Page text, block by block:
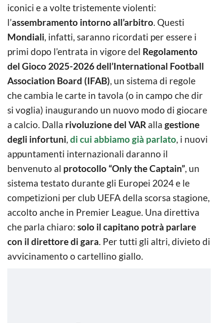
iconici e a volte tristemente violenti:
l’assembramento intorno all’arbitro . Questi
Mondiali , infatti, saranno ricordati per essere i
primi dopo l’entrata in vigore del Regolamento
del Gioco 2025-2026 dell’International Football
Association Board (IFAB) , un sistema di regole
che cambia le carte in tavola (o in campo che dir
si voglia) inaugurando un nuovo modo di giocare
a calcio. Dalla rivoluzione del VAR alla gestione
degli infortuni di cui abbiamo già parlato , i nuovi
appuntamenti internazionali daranno il
benvenuto al protocollo “Only the Captain” , un
sistema testato durante gli Europei 2024 e le
competizioni per club UEFA della scorsa stagione,
accolto anche in Premier League. Una direttiva
che parla chiaro: solo il capitano potrà parlare
con il direttore di gara . Per tutti gli altri, divieto di
avvicinamento o cartellino giallo.